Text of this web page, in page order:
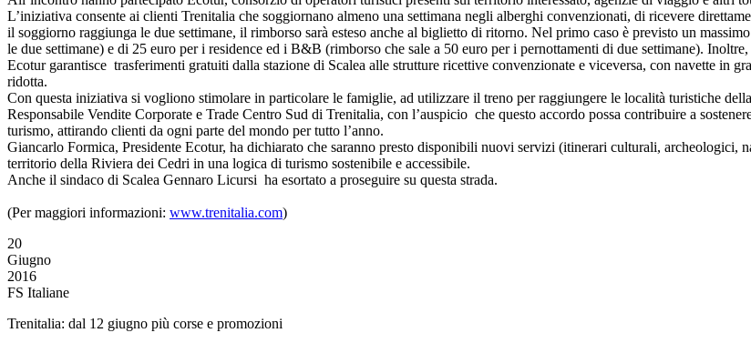
L’iniziativa consente ai clienti Trenitalia che soggiornano almeno una settimana negli alberghi convenzionati, di ricevere
il soggiorno raggiunga le due settimane, il rimborso sarà esteso anche al biglietto di ritorno. Nel primo caso è previsto un
le due settimane) e di 25 euro per i residence ed i B&B (rimborso che sale a 50 euro per i pernottamenti di due settimane).
Ecotur garantisce trasferimenti gratuiti dalla stazione di Scalea alle strutture ricettive convenzionate e viceversa, con navette in
ridotta.
Con questa iniziativa si vogliono stimolare in particolare le famiglie, ad utilizzare il treno per raggiungere le località turistiche
Responsabile Vendite Corporate e Trade Centro Sud di Trenitalia, con l’auspicio che questo accordo possa contribuire a
turismo, attirando clienti da ogni parte del mondo per tutto l’anno.
Giancarlo Formica, Presidente Ecotur, ha dichiarato che saranno presto disponibili nuovi servizi (itinerari culturali,
territorio della Riviera dei Cedri in una logica di turismo sostenibile e accessibile.
Anche il sindaco di Scalea Gennaro Licursi ha esortato a proseguire su questa strada.
(Per maggiori informazioni: www.trenitalia.com)
20
Giugno
2016
FS Italiane
Trenitalia: dal 12 giugno più corse e promozioni